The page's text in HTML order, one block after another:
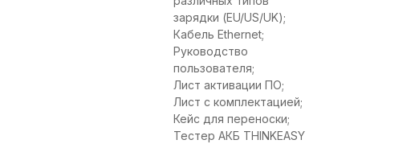
зарядки (EU/US/UK);
Кабель Ethernet;
Руководство
пользователя;
Лист активации ПО;
Лист с комплектацией;
Кейс для переноски;
Тестер АКБ THINKEASY